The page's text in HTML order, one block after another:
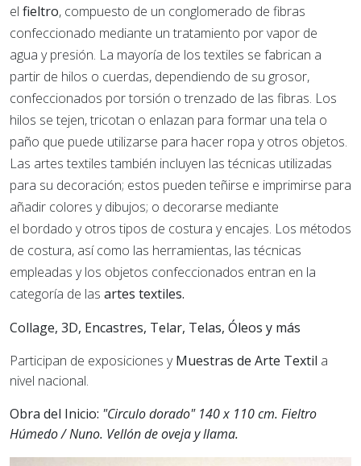
el fieltro, compuesto de un conglomerado de fibras
confeccionado mediante un tratamiento por vapor de
agua y presión. La mayoría de los textiles se fabrican a
partir de hilos o cuerdas, dependiendo de su grosor,
confeccionados por torsión o trenzado de las fibras. Los
hilos se tejen, tricotan o enlazan para formar una tela o
paño que puede utilizarse para hacer ropa y otros objetos.
Las artes textiles también incluyen las técnicas utilizadas
para su decoración; estos pueden teñirse e imprimirse para
añadir colores y dibujos; o decorarse mediante
el bordado y otros tipos de costura y encajes. Los métodos
de costura, así como las herramientas, las técnicas
empleadas y los objetos confeccionados entran en la
categoría de las artes textiles.
Collage, 3D, Encastres, Telar, Telas, Óleos y más
Participan de exposiciones yMuestras de Arte Textil a
nivel nacional.
Obra del Inicio: "Circulo dorado" 140 x 110 cm. Fieltro
Húmedo / Nuno. Vellón de oveja y llama.